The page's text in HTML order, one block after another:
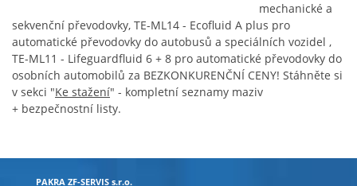
mechanické a
sekvenční převodovky, TE-ML14 - Ecofluid A plus pro
automatické převodovky do autobusů a speciálních vozidel ,
TE-ML11 - Lifeguardfluid 6 + 8 pro automatické převodovky do
osobních automobilů za BEZKONKURENČNÍ CENY! Stáhněte si
v sekci "Ke stažení" - kompletní seznamy maziv
+ bezpečnostní listy.
PAKRA ZF-SERVIS s.r.o.